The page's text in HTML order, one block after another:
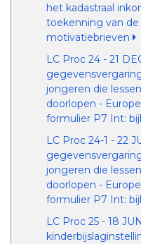
het kadastraal
toekenning van de
motivatiebrieven
LC Proc 24 - 21
jongeren die
doorlopen -
formulier P7 Int:
LC Proc 24-1 - 22
jongeren die
doorlopen -
formulier P7 Int:
LC Proc 25 - 18